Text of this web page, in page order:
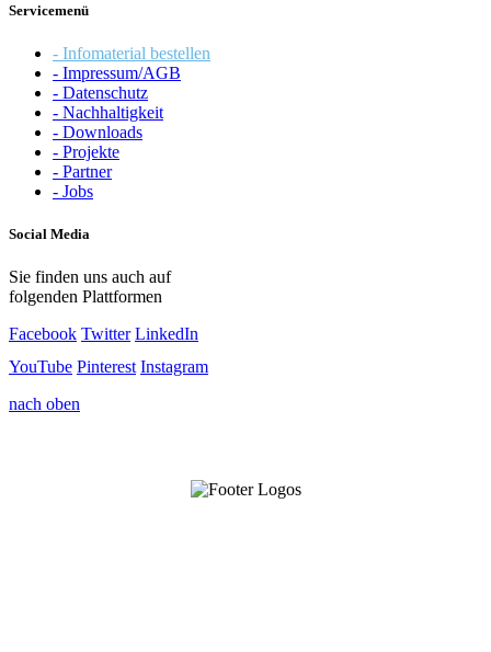
Servicemenü
- Infomaterial bestellen
- Impressum/AGB
- Datenschutz
- Nachhaltigkeit
- Downloads
- Projekte
- Partner
- Jobs
Social Media
Sie finden uns auch auf
folgenden Plattformen
Facebook Twitter LinkedIn
YouTube Pinterest Instagram
nach oben